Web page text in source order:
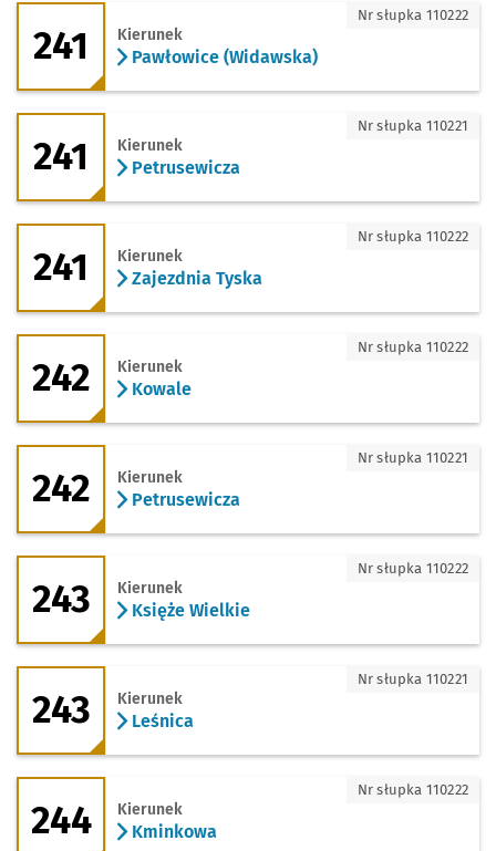
241 - kierunek Pawłowice (Widawska)
241 Kierunek
Pawłowice (Widawska)
Nr słupka 110222
241 - kierunek Petrusewicza
241 Kierunek
Petrusewicza
Nr słupka 110221
241 - kierunek Zajezdnia Tyska
241 Kierunek
Zajezdnia Tyska
Nr słupka 110222
242 - kierunek Kowale
242 Kierunek
Kowale
Nr słupka 110222
242 - kierunek Petrusewicza
242 Kierunek
Petrusewicza
Nr słupka 110221
243 - kierunek Księże Wielkie
243 Kierunek
Księże Wielkie
Nr słupka 110222
243 - kierunek Leśnica
243 Kierunek
Leśnica
Nr słupka 110221
244 - kierunek Kminkowa
244 Kierunek
Kminkowa
Nr słupka 110222